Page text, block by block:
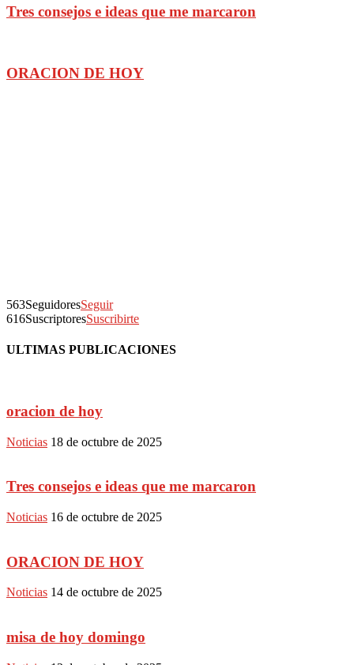
Tres consejos e ideas que me marcaron
ORACION DE HOY
563SeguidoresSeguir
616SuscriptoresSuscribirte
ULTIMAS PUBLICACIONES
oracion de hoy
Noticias 18 de octubre de 2025
Tres consejos e ideas que me marcaron
Noticias 16 de octubre de 2025
ORACION DE HOY
Noticias 14 de octubre de 2025
misa de hoy domingo